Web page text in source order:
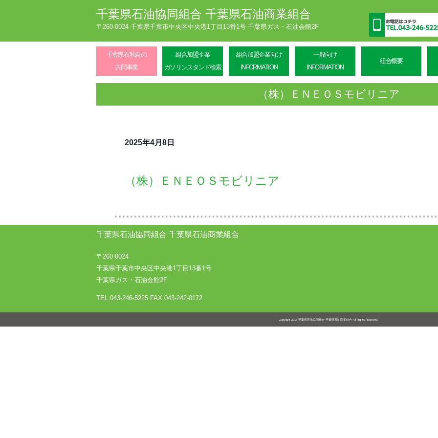
千葉県石油協同組合 千葉県石油商業組合
〒260-0024 千葉県千葉市中央区中央港1丁目13番1号 千葉県ガス・石油会館2F
千葉県石独自の
共同事業
組合加盟企業
ガソリンスタンド検索
組合加盟企業向け
INFORMATION
一般向け
INFORMATION
組合概要
（株）ＥＮＥＯＳモビリニア
2025年4月8日
（株）ＥＮＥＯＳモビリニア
千葉県石油協同組合 千葉県石油商業組合
〒260-0024
千葉県千葉市中央区中央港1丁目13番1号
千葉県ガス・石油会館2F
TEL.043-246-5225 FAX.043-242-0172
Copyright 2018 千葉県石油協同組合 千葉県石油商業組合 All Rights Reserved.